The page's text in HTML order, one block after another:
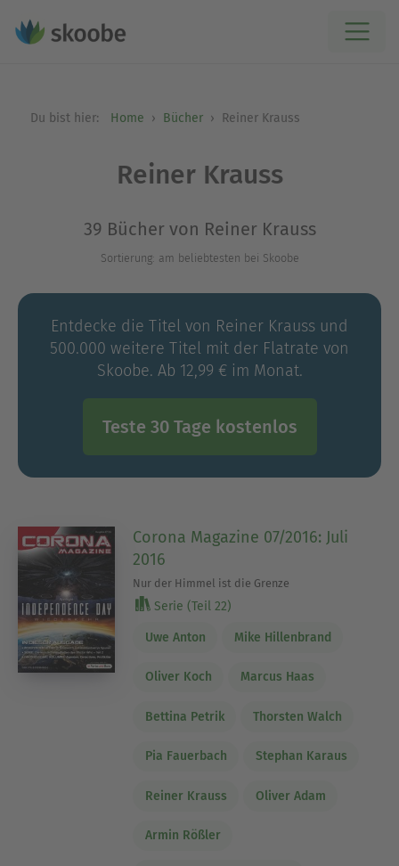
Du bist hier: Home Bücher Reiner Krauss
Reiner Krauss
39 Bücher von Reiner Krauss
Sortierung: am beliebtesten bei Skoobe
Entdecke die Titel von Reiner Krauss und
500.000 weitere Titel mit der Flatrate von
Skoobe. Ab 12,99 € im Monat.
Teste 30 Tage kostenlos
Corona Magazine 07/2016: Juli
2016
Nur der Himmel ist die Grenze
Serie (Teil 22)
Uwe Anton Mike Hillenbrand
Oliver Koch Marcus Haas
Bettina Petrik Thorsten Walch
Pia Fauerbach Stephan Karaus
Reiner Krauss Oliver Adam
Armin Rößler